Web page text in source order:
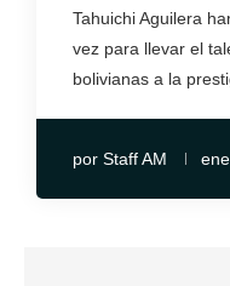
Tahuichi Aguilera
vez para llevar el
bolivianas a la
por Staff AM